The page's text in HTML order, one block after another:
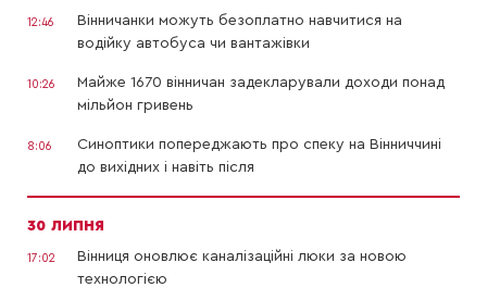
12:46
Вінничанки можуть безоплатно навчитися на
водійку автобуса чи вантажівки
10:26
Майже 1670 вінничан задекларували доходи понад
мільйон гривень
8:06
Синоптики попереджають про спеку на Вінниччині
до вихідних і навіть після
30 ЛИПНЯ
17:02
Вінниця оновлює каналізаційні люки за новою
технологією